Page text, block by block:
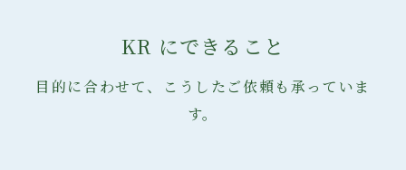
KR にできること
目的に合わせて、こうしたご依頼も承っていま
す。